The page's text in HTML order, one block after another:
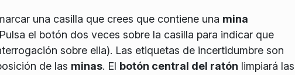
una casilla que crees que contiene una mina
el botón dos veces sobre la casilla para indicar que
sobre ella). Las etiquetas de incertidumbre son
de las minas. El botón central del ratón limpiará las